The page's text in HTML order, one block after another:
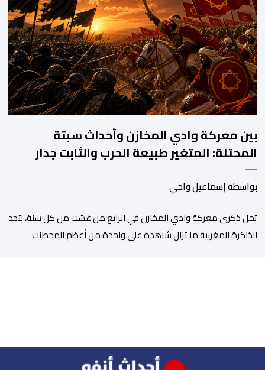
سائحين أجنبيين للابتزاز بالمدينة العتيقة بمراكش، وطالبهما بمبلغ مالي
غير مستحق بدعوى ممارسة نشاط مرتبط بالإرشاد السياحي بدون
رخصة، وهي الأفعال الإجرامية التي […]
بين معركة وادي المخازن وأحداث سبتة
المحتلة: المتغير طبيعة الحرب والثابت جدار
الصد الوطني
بواسطة إسماعيل واحي
تحل ذكرى معركة وادي المخازن في الرابع من غشت من كل سنة، لتجد
الذاكرة المغربية ما تزال شاهدة على واحدة من أعظم المحطات